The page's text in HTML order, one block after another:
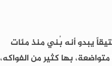
يبدو أنه بُني منذ مئات
بها كثير من الفواكه،